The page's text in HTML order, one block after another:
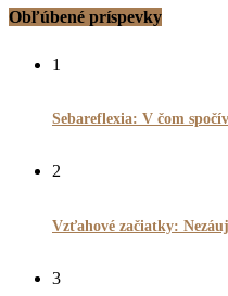
Obľúbené príspevky
1
Sebareflexia: V čom
2
Vzťahové začiatky:
3